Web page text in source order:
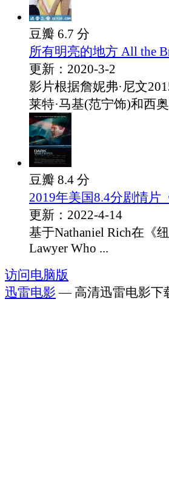
豆瓣 6.7 分
所有明亮的地方 All the
更新：2020-3-2
影片根据詹妮弗·尼文
莱特·马基(范宁饰)和西
豆瓣 8.4 分
2019年美国8.4分剧情片
更新：2022-4-14
基于Nathaniel Rich在《
Lawyer Who ...
访问电脑版
迅雷电影 — 高清迅雷电影下